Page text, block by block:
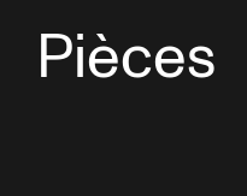
Pièces